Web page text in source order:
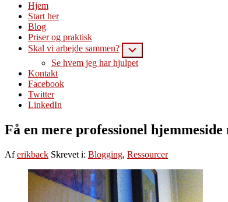
Hjem
Start her
Blog
Priser og praktisk
Skal vi arbejde sammen?
Se hvem jeg har hjulpet
Kontakt
Facebook
Twitter
LinkedIn
Få en mere professionel
Aferikback Skrevet i: Blogging, Ressourcer